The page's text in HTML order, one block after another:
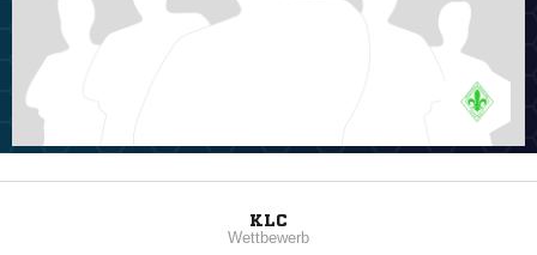
KLC
Wettbewerb